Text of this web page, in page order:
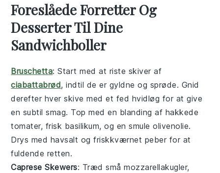
Foreslåede Forretter Og
Desserter Til Dine
Sandwichboller
Bruschetta: Start med at riste skiver af
ciabattabrød, indtil de er gyldne og sprøde. Gnid
derefter hver skive med et fed hvidløg for at give
en subtil smag. Top med en blanding af hakkede
tomater, frisk basilikum, og en smuleolivenolie.
Drys med havsalt og friskkværnet peber for at
fuldende retten.
Caprese Skewers: Træd småmozzarellakugler,